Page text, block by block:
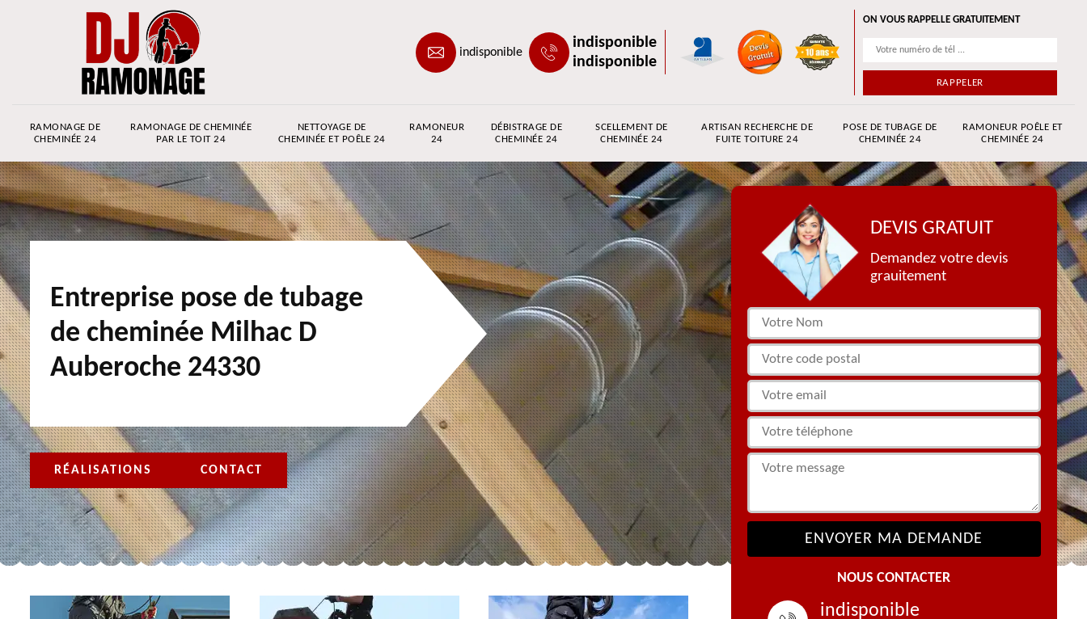
indisponible
indisponible
indisponible
ON VOUS RAPPELLE GRATUITEMENT
RAMONAGE DE
CHEMINÉE 24
RAMONAGE DE CHEMINÉE
PAR LE TOIT 24
NETTOYAGE DE
CHEMINÉE ET POÊLE 24
RAMONEUR
24
DÉBISTRAGE DE
CHEMINÉE 24
SCELLEMENT DE
CHEMINÉE 24
ARTISAN RECHERCHE DE
FUITE TOITURE 24
POSE DE TUBAGE DE
CHEMINÉE 24
RAMONEUR POÊLE ET
CHEMINÉE 24
Entreprise pose de tubage
de cheminée Milhac D
Auberoche 24330
RÉALISATIONS CONTACT
DEVIS GRATUIT
Demandez votre devis
grauitement
NOUS CONTACTER
indisponible